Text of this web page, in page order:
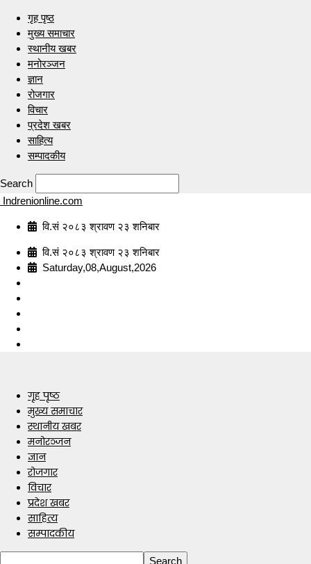
गृह पृष्ठ
मुख्य समाचार
स्थानीय खबर
मनोरञ्जन
ज्ञान
रोजगार
विचार
प्रदेश खबर
साहित्य
सम्पादकीय
Search
Indrenionline.com
वि.सं २०८३ श्रावण २३ शनिबार
वि.सं २०८३ श्रावण २३ शनिबार
Saturday,08,August,2026
गृह पृष्ठ
मुख्य समाचार
स्थानीय खबर
मनोरञ्जन
ज्ञान
रोजगार
विचार
प्रदेश खबर
साहित्य
सम्पादकीय